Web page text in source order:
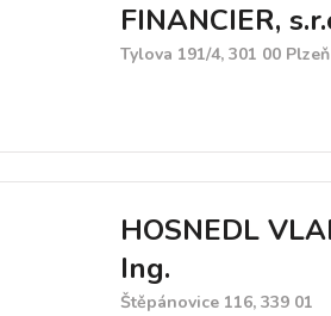
FINANCIER,
Tylova 191/4, 301 00 Plzeň
HOSNEDL
Ing.
Štěpánovice 116, 339 01